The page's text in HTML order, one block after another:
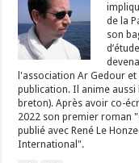
de la
son
l'association Ar Gedour
publication. Il anime
breton). Après avoir co-
2022 son premier roman
publié avec René Le
International".